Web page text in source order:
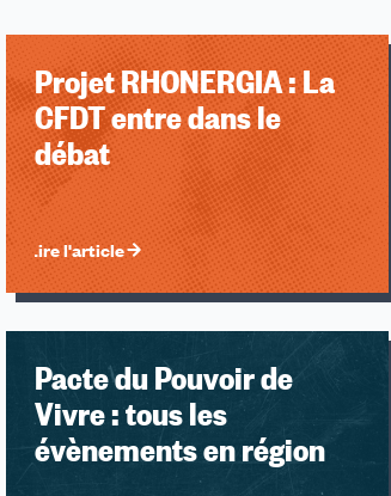
des cookies
Projet RHONERGIA : La
CFDT entre dans le
débat
Lire l'article
Pacte du Pouvoir de
Vivre : tous les
évènements en région